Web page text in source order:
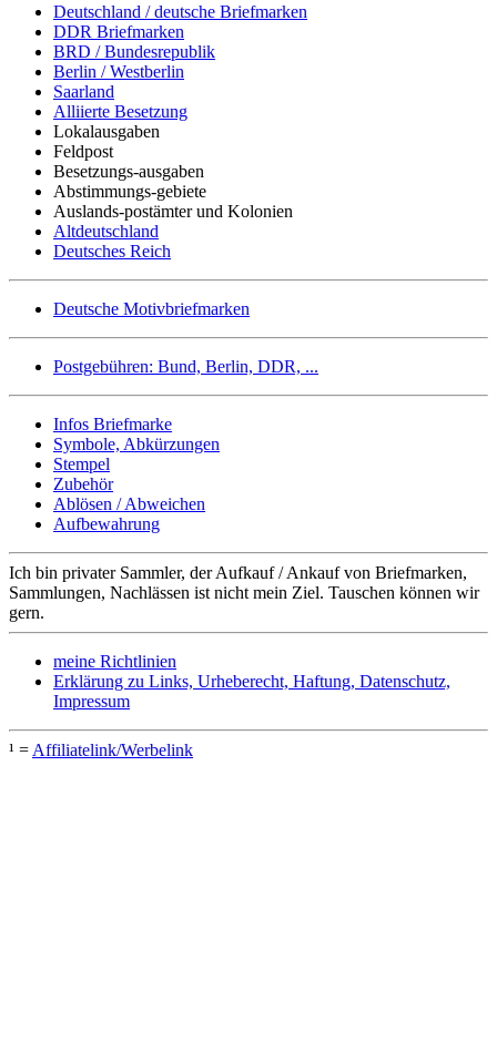
Deutschland / deutsche Briefmarken
DDR Briefmarken
BRD / Bundesrepublik
Berlin / Westberlin
Saarland
Alliierte Besetzung
Lokalausgaben
Feldpost
Besetzungs-ausgaben
Abstimmungs-gebiete
Auslands-postämter und Kolonien
Altdeutschland
Deutsches Reich
Deutsche Motivbriefmarken
Postgebühren: Bund, Berlin, DDR, ...
Infos Briefmarke
Symbole, Abkürzungen
Stempel
Zubehör
Ablösen / Abweichen
Aufbewahrung
Ich bin privater Sammler, der Aufkauf / Ankauf von Briefmarken,
Sammlungen, Nachlässen ist nicht mein Ziel. Tauschen können wir
gern.
meine Richtlinien
Erklärung zu Links, Urheberecht, Haftung, Datenschutz,
Impressum
¹ = Affiliatelink/Werbelink